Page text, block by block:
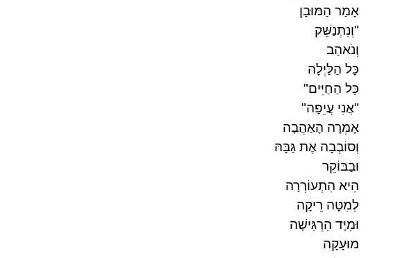
אָמַר הַמּוּבָן
"וְנִתְנַשֵּׁק
וְנֹאהַב
כָּל הַלַּיְלָה
כָּל הַחַיִּים"
"אֲנִי עֲיֵפָה"
אָמְרָה הָאַהֲבָה
וְסוֹבְבָה אֶת גַּבָּהּ
וּבַבּוֹקֵר
הִיא הִתְעוֹרְרָה
לְמִטָּה רֵיקָה
וּמִיָּד הִרְגִּישָׁה
מוּעָקָה